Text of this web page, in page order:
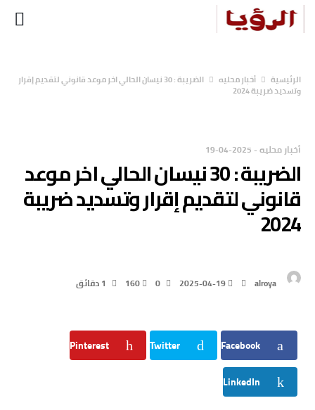
‫الرئيسية‬ أخبار محليه
الضريبة : 30 نيسان الحالي اخر موعد قانوني لتقديم إقرار
وتسديد ضريبة 2024
أخبار محليه-
2025-04-19
الضريبة : 30 نيسان الحالي اخر موعد
قانوني لتقديم إقرار وتسديد ضريبة
2024
alroya
2025-04-19
160 1 ‫دقائق‬
Facebook
Twitter
Pinterest
LinkedIn